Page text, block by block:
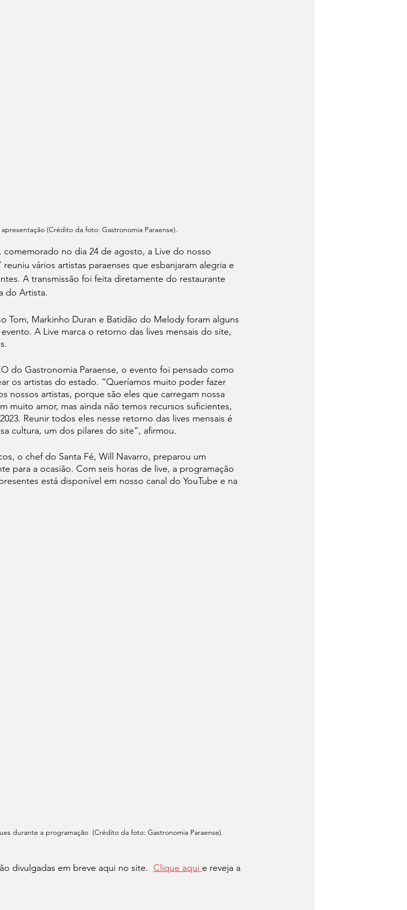
apresentação (Crédito da foto: Gastronomia Paraense).
no dia 24 de agosto, a Live do nosso
vários artistas paraenses que esbanjaram alegria e
A transmissão foi feita diretamente do restaurante
do Artista.
Tom, Markinho Duran e Batidão do Melody foram alguns
A Live marca o retorno das lives mensais do site,
do Gastronomia Paraense, o evento foi pensado como
os artistas do estado. “Queríamos muito poder fazer
nossos artistas, porque são eles que carregam nossa
muito amor, mas ainda não temos recursos suficientes,
Reunir todos eles nesse retorno das lives mensais é
cultura, um dos pilares do site”, afirmou.
o chef do Santa Fé, Will Navarro, preparou um
para a ocasião. Com seis horas de live, a programação
está disponível em nosso canal do YouTube e na
durante a programação  (Crédito da foto: Gastronomia Paraense).
divulgadas em breve aqui no site. Clique aqui e reveja a